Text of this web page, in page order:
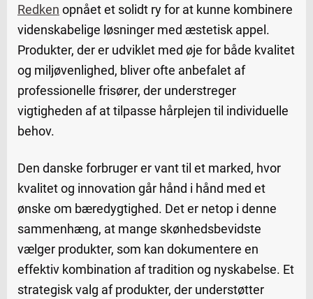
Redken opnået et solidt ry for at kunne kombinere
videnskabelige løsninger med æstetisk appel.
Produkter, der er udviklet med øje for både kvalitet
og miljøvenlighed, bliver ofte anbefalet af
professionelle frisører, der understreger
vigtigheden af at tilpasse hårplejen til individuelle
behov.
Den danske forbruger er vant til et marked, hvor
kvalitet og innovation går hånd i hånd med et
ønske om bæredygtighed. Det er netop i denne
sammenhæng, at mange skønhedsbevidste
vælger produkter, som kan dokumentere en
effektiv kombination af tradition og nyskabelse. Et
strategisk valg af produkter, der understøtter